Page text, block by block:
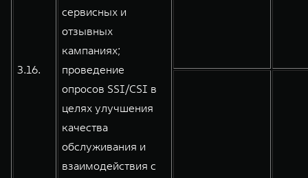
3.16.
сервисных и
отзывных
кампаниях;
проведение
опросов SSI/CSI в
целях улучшения
качества
обслуживания и
взаимодействия с